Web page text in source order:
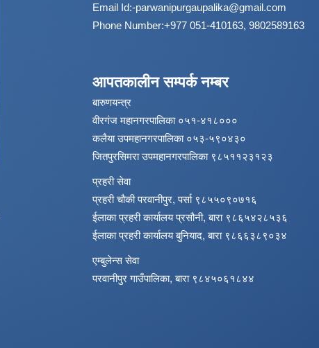
Email Id:-parwanipurgaupalika@gmail.com
Phone Number:+977 051-410163, 9802589163
आपतकालीन सम्पर्क नम्बर
बारुणयन्त्र
वीरगंज महानगरपालिका ०५१-४१८०००
कलैया उपमहानगरपालिका ०५३-५९०४३०
जितपुरसिमरा उपमहानगरपालिका ९८५११२३१२३
प्रहरी सेवा
प्रहरी चौकी परवानीपुर, पर्सा ९८५५०९०७१६
ईलाका प्रहरी कार्यालय प्रसौनी, बारा ९८६५४२८५३६
ईलाका प्रहरी कार्यालय बुनियाद, बारा ९८६६३८९०३४
एम्बुलेन्स सेवा
परवानीपुर गाउँपालिका, बारा ९८४५०६१८४४